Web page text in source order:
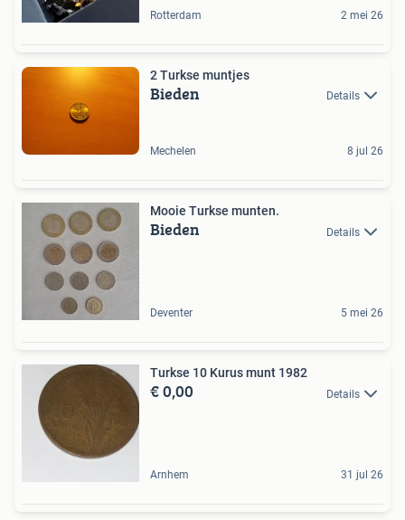
Rotterdam 2 mei 26
2 Turkse muntjes
Bieden Details
Mechelen 8 jul 26
Mooie Turkse munten.
Bieden Details
Deventer 5 mei 26
Turkse 10 Kurus munt 1982
€ 0,00 Details
Arnhem 31 jul 26